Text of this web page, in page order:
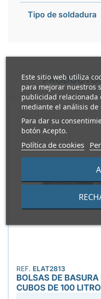
Este sitio web utiliza
para mejorar nuestros
publicidad relacionada
mediante el análisis
Para dar su
botón Acepto.
Política de cookies
Tipo de soldadura
REF. ELAT2813
BOLSAS DE
CUBOS DE 100